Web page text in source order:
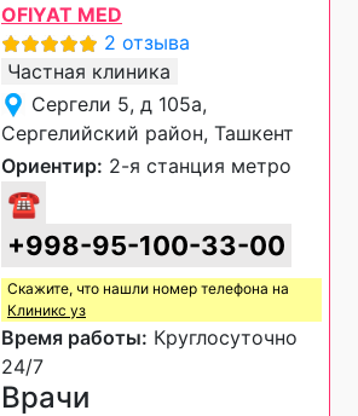
OFIYAT MED
2 отзыва
Частная клиника
Сергели 5, д 105а,
Сергелийский район, Ташкент
Ориентир: 2-я станция метро
☎
+998-95-100-33-00
Скажите, что нашли номер телефона на
Клиникс уз
Время работы: Круглосуточно
24/7
Врачи